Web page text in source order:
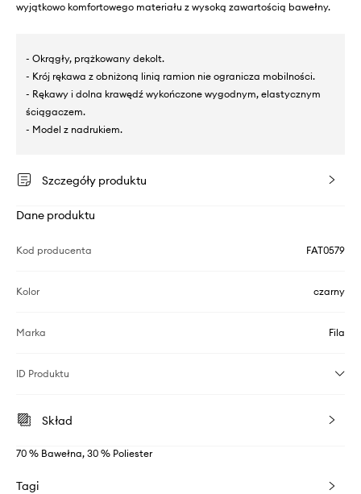
wyjątkowo komfortowego materiału z wysoką zawartością bawełny.
- Okrągły, prążkowany dekolt.
- Krój rękawa z obniżoną linią ramion nie ogranicza mobilności.
- Rękawy i dolna krawędź wykończone wygodnym, elastycznym
ściągaczem.
- Model z nadrukiem.
Szczegóły produktu
Dane produktu
Kod producenta FAT0579
Kolor czarny
Marka Fila
ID Produktu
Skład
70 % Bawełna, 30 % Poliester
Tagi